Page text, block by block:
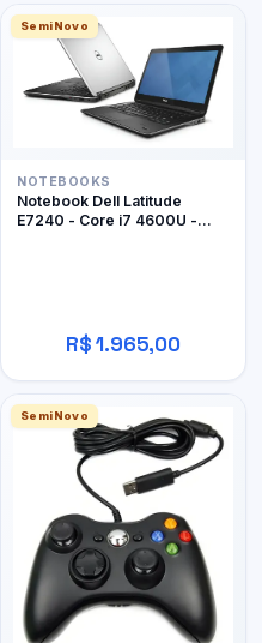
SemiNovo
NOTEBOOKS
Notebook Dell Latitude
E7240 - Core i7 4600U -
R$ 1.965,00
SemiNovo